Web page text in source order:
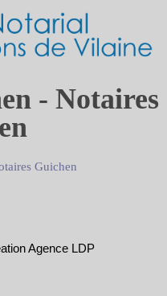
- Notaires
Guichen
Agence LDP